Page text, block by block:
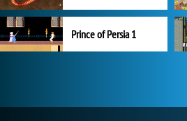
Prince of Persia 1